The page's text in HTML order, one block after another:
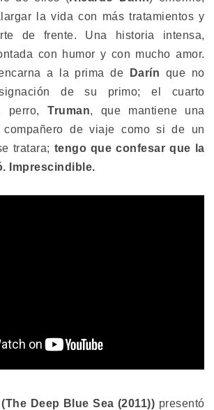
la vida con más tratamientos y
de frente. Una historia intensa,
con humor y con mucho amor.
a la prima de Darín que no
de su primo; el cuarto
perro, Truman, que mantiene una
de viaje como si de un
tratara; tengo que confesar que la
Imprescindible.
Deep Blue Sea (2011)) presentó